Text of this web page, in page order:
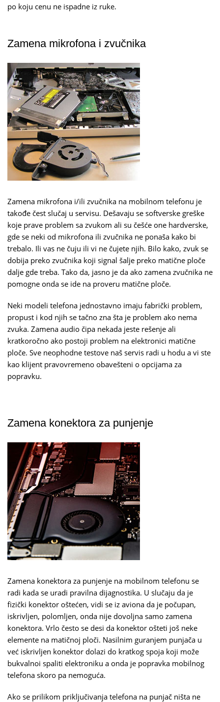
po koju cenu ne ispadne iz ruke.
Zamena mikrofona i zvučnika
Zamena mikrofona i/ili zvučnika na mobilnom telefonu je
takođe čest slučaj u servisu. Dešavaju se softverske greške
koje prave problem sa zvukom ali su češće one hardverske,
gde se neki od mikrofona ili zvučnika ne ponaša kako bi
trebalo. Ili vas ne čuju ili vi ne čujete njih. Bilo kako, zvuk se
dobija preko zvučnika koji signal šalje preko matične ploče
dalje gde treba. Tako da, jasno je da ako zamena zvučnika ne
pomogne onda se ide na proveru matične ploče.
Neki modeli telefona jednostavno imaju fabrički problem,
propust i kod njih se tačno zna šta je problem ako nema
zvuka. Zamena audio čipa nekada jeste rešenje ali
kratkoročno ako postoji problem na elektronici matične
ploče. Sve neophodne testove naš servis radi u hodu a vi ste
kao klijent pravovremeno obavešteni o opcijama za
popravku.
Zamena konektora za punjenje
Zamena konektora za punjenje na mobilnom telefonu se
radi kada se uradi pravilna dijagnostika. U slučaju da je
fizički konektor oštećen, vidi se iz aviona da je počupan,
iskrivljen, polomljen, onda nije dovoljna samo zamena
konektora. Vrlo često se desi da konektor ošteti još neke
elemente na matičnoj ploči. Nasilnim guranjem punjača u
već iskrivljen konektor dolazi do kratkog spoja koji može
bukvalnoi spaliti elektroniku a onda je popravka mobilnog
telefona skoro pa nemoguća.
Ako se prilikom priključivanja telefona na punjač ništa ne